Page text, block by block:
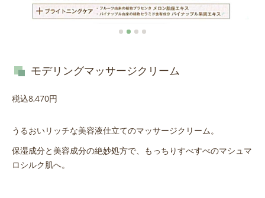
モデリングマッサージクリーム
税込8,470円
うるおいリッチな美容液仕立てのマッサージクリーム。
保湿成分と美容成分の絶妙処方で、もっちりすべすべのマシュマ
ロシルク肌へ。